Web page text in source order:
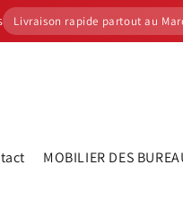
Livraison rapide partout au
MOBILIER DES